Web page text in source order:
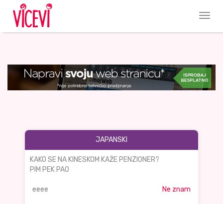
JAPANSKI
KAKO SE NA KINESKOM KAŽE PENZIONER?
PIM PEK PAO
eeee Ne znam